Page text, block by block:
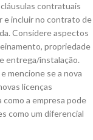
contratuais
e incluir no contrato de
Considere aspectos
propriedade
entrega/instalação.
mencione se a nova
licenças
a empresa pode
como um diferencial